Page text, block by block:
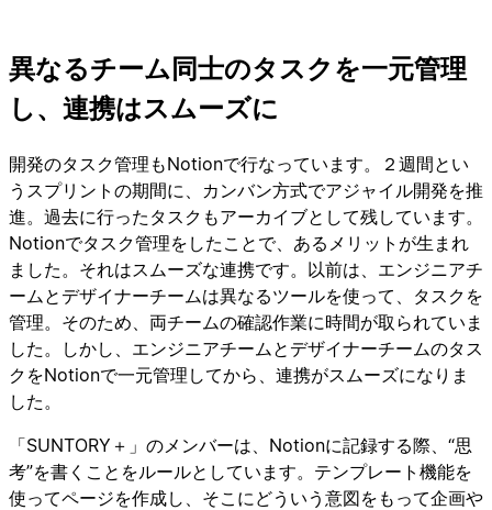
異なるチーム同士のタスクを一元管理
し、連携はスムーズに
開発のタスク管理もNotionで行なっています。２週間とい
うスプリントの期間に、カンバン方式でアジャイル開発を推
進。過去に行ったタスクもアーカイブとして残しています。
Notionでタスク管理をしたことで、あるメリットが生まれ
ました。それはスムーズな連携です。以前は、エンジニアチ
ームとデザイナーチームは異なるツールを使って、タスクを
管理。そのため、両チームの確認作業に時間が取られていま
した。しかし、エンジニアチームとデザイナーチームのタス
クをNotionで一元管理してから、連携がスムーズになりま
した。
「SUNTORY＋」のメンバーは、Notionに記録する際、“思
考”を書くことをルールとしています。テンプレート機能を
使ってページを作成し、そこにどういう意図をもって企画や